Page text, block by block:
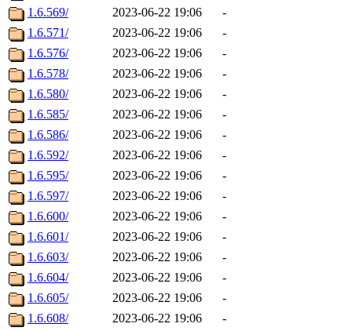
1.6.569/
2023-06-22 19:06
-
1.6.571/
2023-06-22 19:06
-
1.6.576/
2023-06-22 19:06
-
1.6.578/
2023-06-22 19:06
-
1.6.580/
2023-06-22 19:06
-
1.6.585/
2023-06-22 19:06
-
1.6.586/
2023-06-22 19:06
-
1.6.592/
2023-06-22 19:06
-
1.6.595/
2023-06-22 19:06
-
1.6.597/
2023-06-22 19:06
-
1.6.600/
2023-06-22 19:06
-
1.6.601/
2023-06-22 19:06
-
1.6.603/
2023-06-22 19:06
-
1.6.604/
2023-06-22 19:06
-
1.6.605/
2023-06-22 19:06
-
1.6.608/
2023-06-22 19:06
-